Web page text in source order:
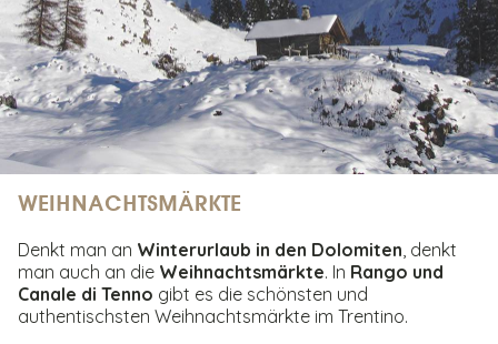
WEIHNACHTSMÄRKTE
Denkt man an Winterurlaub in den Dolomiten, denkt
man auch an die Weihnachtsmärkte. In Rango und
Canale di Tenno gibt es die schönsten und
authentischsten Weihnachtsmärkte im Trentino.